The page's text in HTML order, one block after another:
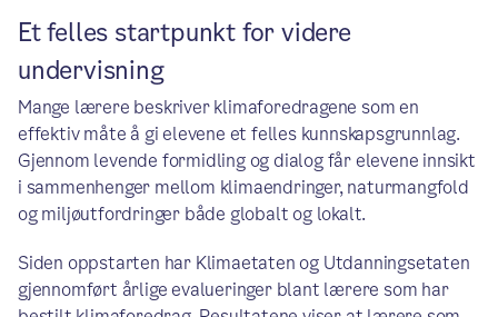
Et felles startpunkt for videre
undervisning
Mange lærere beskriver klimaforedragene som en
effektiv måte å gi elevene et felles kunnskapsgrunnlag.
Gjennom levende formidling og dialog får elevene innsikt
i sammenhenger mellom klimaendringer, naturmangfold
og miljøutfordringer både globalt og lokalt.
Siden oppstarten har Klimaetaten og Utdanningsetaten
gjennomført årlige evalueringer blant lærere som har